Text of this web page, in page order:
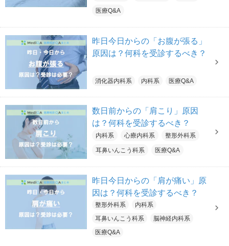
医療Q&A
昨日今日からの「お腹が張る」
原因は？何科を受診するべき？
消化器内科系 内科系 医療Q&A
数日前からの「肩こり」原因
は？何科を受診するべき？
内科系 心療内科系 整形外科系
耳鼻いんこう科系 医療Q&A
昨日今日からの「肩が痛い」原
因は？何科を受診するべき？
整形外科系
内科系
耳鼻いんこう科系
脳神経内科系
医療Q&A